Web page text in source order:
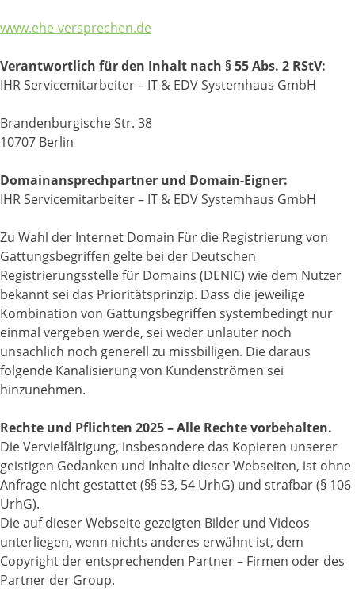
www.ehe-versprechen.de
Verantwortlich für den Inhalt nach § 55 Abs. 2 RStV:
IHR Servicemitarbeiter – IT & EDV Systemhaus GmbH
Brandenburgische Str. 38
10707 Berlin
Domainansprechpartner und Domain-Eigner:
IHR Servicemitarbeiter – IT & EDV Systemhaus GmbH
Zu Wahl der Internet Domain Für die Registrierung von
Gattungsbegriffen gelte bei der Deutschen
Registrierungsstelle für Domains (DENIC) wie dem Nutzer
bekannt sei das Prioritätsprinzip. Dass die jeweilige
Kombination von Gattungsbegriffen systembedingt nur
einmal vergeben werde, sei weder unlauter noch
unsachlich noch generell zu missbilligen. Die daraus
folgende Kanalisierung von Kundenströmen sei
hinzunehmen.
Rechte und Pflichten 2025 – Alle Rechte vorbehalten.
Die Vervielfältigung, insbesondere das Kopieren unserer
geistigen Gedanken und Inhalte dieser Webseiten, ist ohne
Anfrage nicht gestattet (§§ 53, 54 UrhG) und strafbar (§ 106
UrhG).
Die auf dieser Webseite gezeigten Bilder und Videos
unterliegen, wenn nichts anderes erwähnt ist, dem
Copyright der entsprechenden Partner – Firmen oder des
Partner der Group.